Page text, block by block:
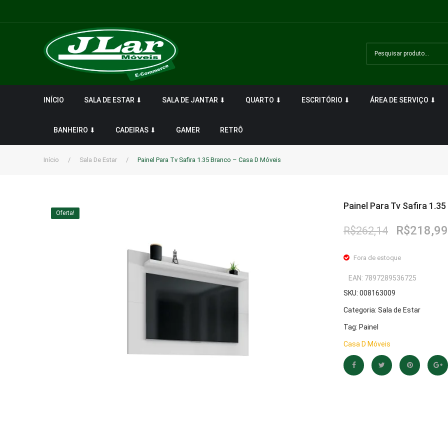
INÍCIO SALA DE ESTAR ⬇ SALA DE JANTAR ⬇ QUARTO ⬇ ESCRITÓRIO ⬇ ÁREA DE SERVIÇO ⬇
BANHEIRO ⬇ CADEIRAS ⬇ GAMER RETRÔ
Início / Sala De Estar / Painel Para Tv Safira 1.35 Branco – Casa D Móveis
Oferta!
Painel Para Tv Safira
R$262,14
O
original
R$262,14.
R$218,99
Fora de estoque
SKU: 008163009
Categoria: Sala de Estar
Tag: Painel
Casa D Móveis
EAN: 7897289536725